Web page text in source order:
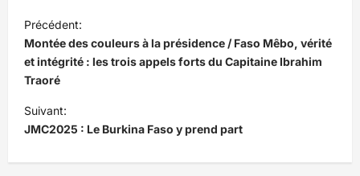
N
a
v
i
g
a
t
Précédent:
Montée des couleurs à la présidence / Faso Mêbo, vérité
et intégrité : les trois appels forts du Capitaine Ibrahim
Traoré
Suivant:
JMC2025 : Le Burkina Faso y prend part